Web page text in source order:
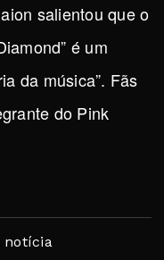
salientou que o
é um
da música”. Fãs
do Pink
notícia